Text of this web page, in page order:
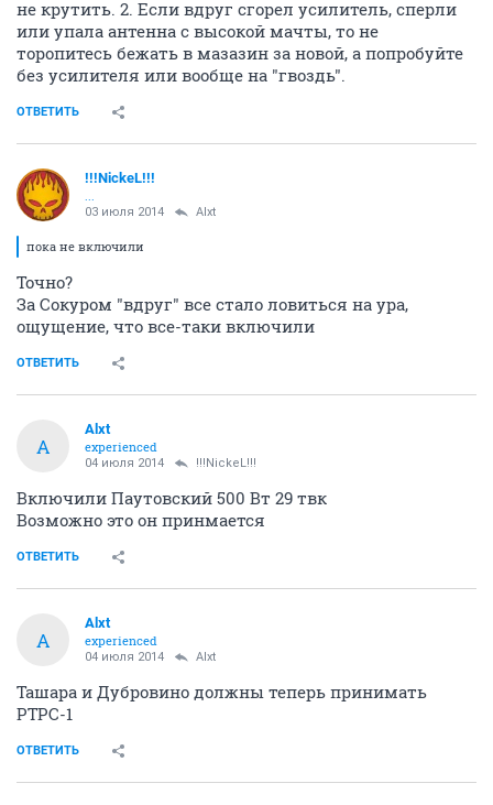
В моем случае основной, а я бы сказал более мощный
сигнал приходит с Горного, его то и хватает для
приема на комнатную антенну. А с наружной
антенной, да еще с усилителем, прием идет с любого
направления. Естественно, если направить на
для стабильного и качественного приема, то можно и
не крутить. 2. Если вдруг сгорел усилитель, сперли
или упала антенна с высокой мачты, то не
торопитесь бежать в мазазин за новой, а попробуйте
ОТВЕТИТЬ
!!!NickeL!!!
пока не включили
За Сокуром "вдруг" все стало ловиться на ура,
ощущение, что все-таки включили
ОТВЕТИТЬ
A
Alxt
experienced
04 июля 2014 !!!NickeL!!!
Включили Паутовский 500 Вт 29 твк
Возможно это он принмается
ОТВЕТИТЬ